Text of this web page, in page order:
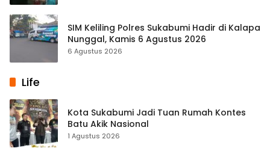
SIM Keliling Polres Sukabumi Hadir di Kalapa
Nunggal, Kamis 6 Agustus 2026
6 Agustus 2026
Life
Kota Sukabumi Jadi Tuan Rumah Kontes
Batu Akik Nasional
1 Agustus 2026